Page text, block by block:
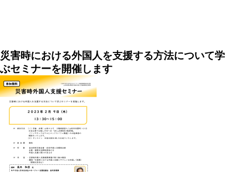
災害時における外国人を支援する方法について学
ぶセミナーを開催します